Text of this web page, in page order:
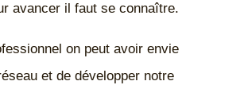
avancer il faut se connaître.
on peut avoir envie
et de développer notre